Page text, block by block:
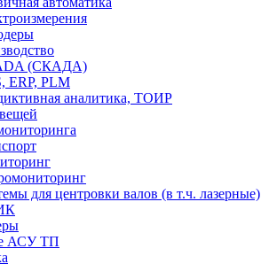
(СКАДА)
ERP, PLM
аналитика, ТОИР
для центровки валов (в т.ч. лазерные)
АСУ ТП